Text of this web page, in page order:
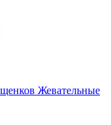
Жевательные